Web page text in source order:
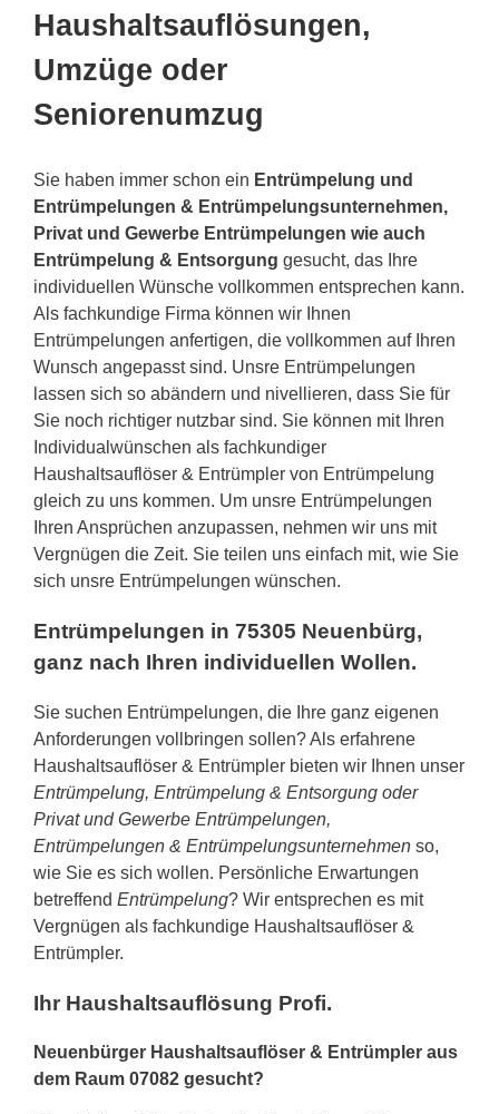
Haushaltsauflösungen,
Umzüge oder
Seniorenumzug
Sie haben immer schon ein Entrümpelung und
Entrümpelungen & Entrümpelungsunternehmen,
Privat und Gewerbe Entrümpelungen wie auch
Entrümpelung & Entsorgung gesucht, das Ihre
individuellen Wünsche vollkommen entsprechen kann.
Als fachkundige Firma können wir Ihnen
Entrümpelungen anfertigen, die vollkommen auf Ihren
Wunsch angepasst sind. Unsre Entrümpelungen
lassen sich so abändern und nivellieren, dass Sie für
Sie noch richtiger nutzbar sind. Sie können mit Ihren
Individualwünschen als fachkundiger
Haushaltsauflöser & Entrümpler von Entrümpelung
gleich zu uns kommen. Um unsre Entrümpelungen
Ihren Ansprüchen anzupassen, nehmen wir uns mit
Vergnügen die Zeit. Sie teilen uns einfach mit, wie Sie
sich unsre Entrümpelungen wünschen.
Entrümpelungen in 75305 Neuenbürg,
ganz nach Ihren individuellen Wollen.
Sie suchen Entrümpelungen, die Ihre ganz eigenen
Anforderungen vollbringen sollen? Als erfahrene
Haushaltsauflöser & Entrümpler bieten wir Ihnen unser
Entrümpelung, Entrümpelung & Entsorgung oder
Privat und Gewerbe Entrümpelungen,
Entrümpelungen & Entrümpelungsunternehmen so,
wie Sie es sich wollen. Persönliche Erwartungen
betreffend Entrümpelung? Wir entsprechen es mit
Vergnügen als fachkundige Haushaltsauflöser &
Entrümpler.
Ihr Haushaltsauflösung Profi.
Neuenbürger Haushaltsauflöser & Entrümpler aus
dem Raum 07082 gesucht?